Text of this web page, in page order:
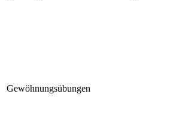
Gewöhnungsübungen